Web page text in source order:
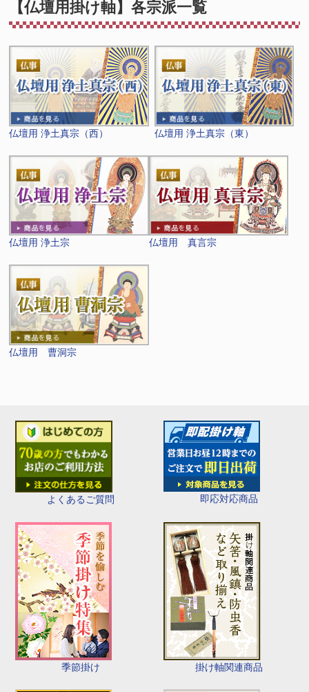
よくあるご質問 即応対応商品
季節掛け 掛け軸関連商品
【仏壇用掛け軸】各宗派一覧
仏壇用 浄土真宗（西） 仏壇用 浄土真宗（東）
仏壇用 浄土宗 仏壇用 真言宗
仏壇用 曹洞宗